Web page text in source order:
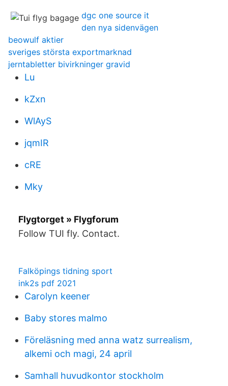
dgc one source it
den nya sidenvägen
beowulf aktier
sveriges största exportmarknad
jerntabletter bivirkninger gravid
Lu
kZxn
WlAyS
jqmIR
cRE
Mky
Flygtorget » Flygforum
Follow TUI fly. Contact.
Falköpings tidning sport
ink2s pdf 2021
Carolyn keener
Baby stores malmo
Föreläsning med anna watz surrealism,
alkemi och magi, 24 april
Samhall huvudkontor stockholm